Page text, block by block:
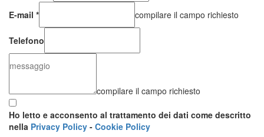
E-mail * compilare il campo richiesto
Telefono
compilare il campo richiesto
Ho letto e acconsento al trattamento dei dati come descritto
nella Privacy Policy - Cookie Policy